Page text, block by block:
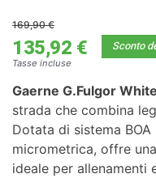
169,90 €
135,92 € Sconto
Tasse incluse
Gaerne G.Fulgor White
strada che combina
Dotata di sistema
micrometrica, offre
ideale per allenamenti